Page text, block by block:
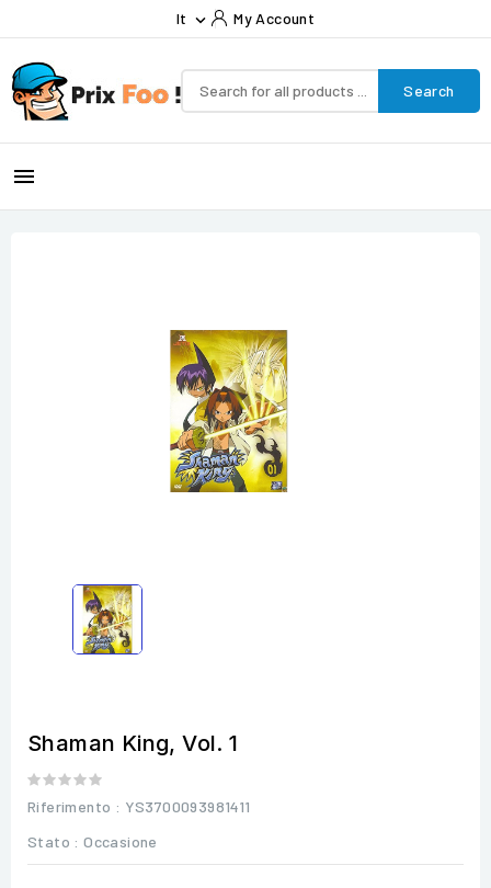
It  My Account
Search

Shaman King, Vol. 1
Riferimento : YS3700093981411
Stato : Occasione